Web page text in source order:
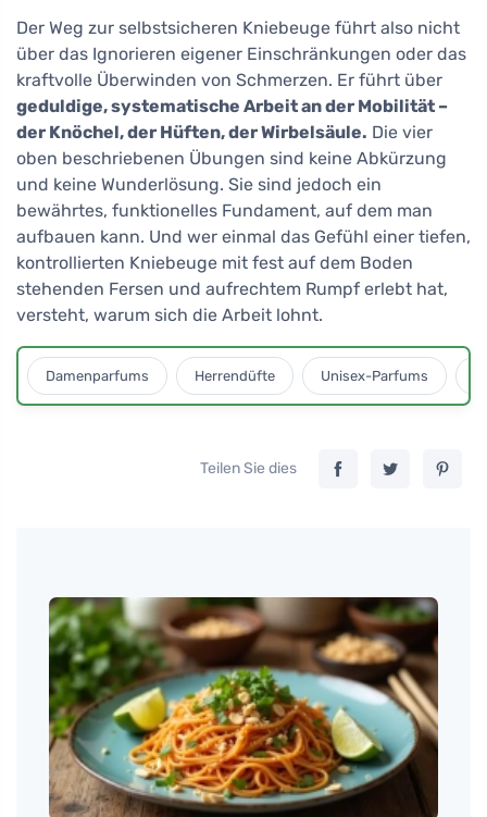
Der Weg zur selbstsicheren Kniebeuge führt also nicht
über das Ignorieren eigener Einschränkungen oder das
kraftvolle Überwinden von Schmerzen. Er führt über
geduldige, systematische Arbeit an der Mobilität –
der Knöchel, der Hüften, der Wirbelsäule. Die vier
oben beschriebenen Übungen sind keine Abkürzung
und keine Wunderlösung. Sie sind jedoch ein
bewährtes, funktionelles Fundament, auf dem man
aufbauen kann. Und wer einmal das Gefühl einer tiefen,
kontrollierten Kniebeuge mit fest auf dem Boden
stehenden Fersen und aufrechtem Rumpf erlebt hat,
versteht, warum sich die Arbeit lohnt.
Damenparfums Herrendüfte Unisex-Parfums
Teilen Sie dies